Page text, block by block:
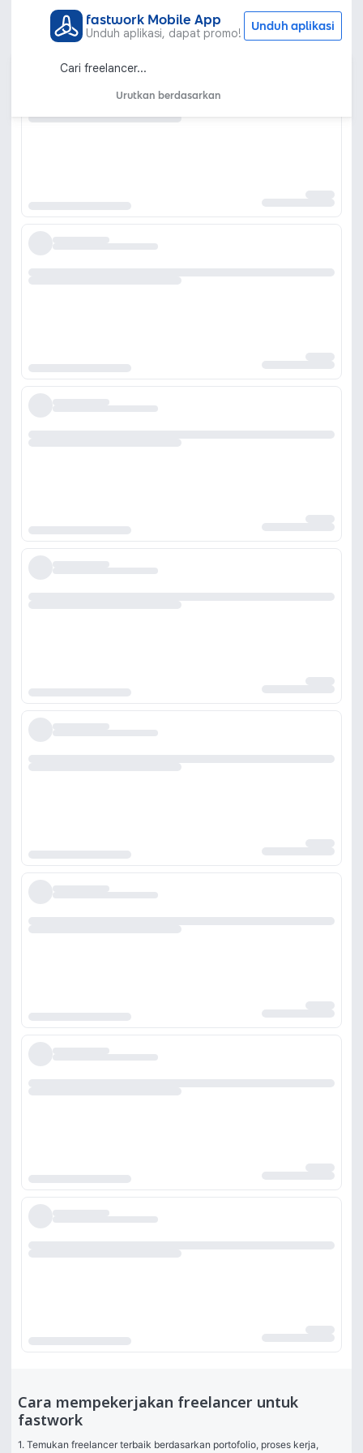
fastwork Mobile App
Unduh aplikasi, dapat promo! Unduh aplikasi
Urutkan berdasarkan
Cara mempekerjakan freelancer untuk
fastwork
1. Temukan freelancer terbaik berdasarkan portofolio, proses kerja,